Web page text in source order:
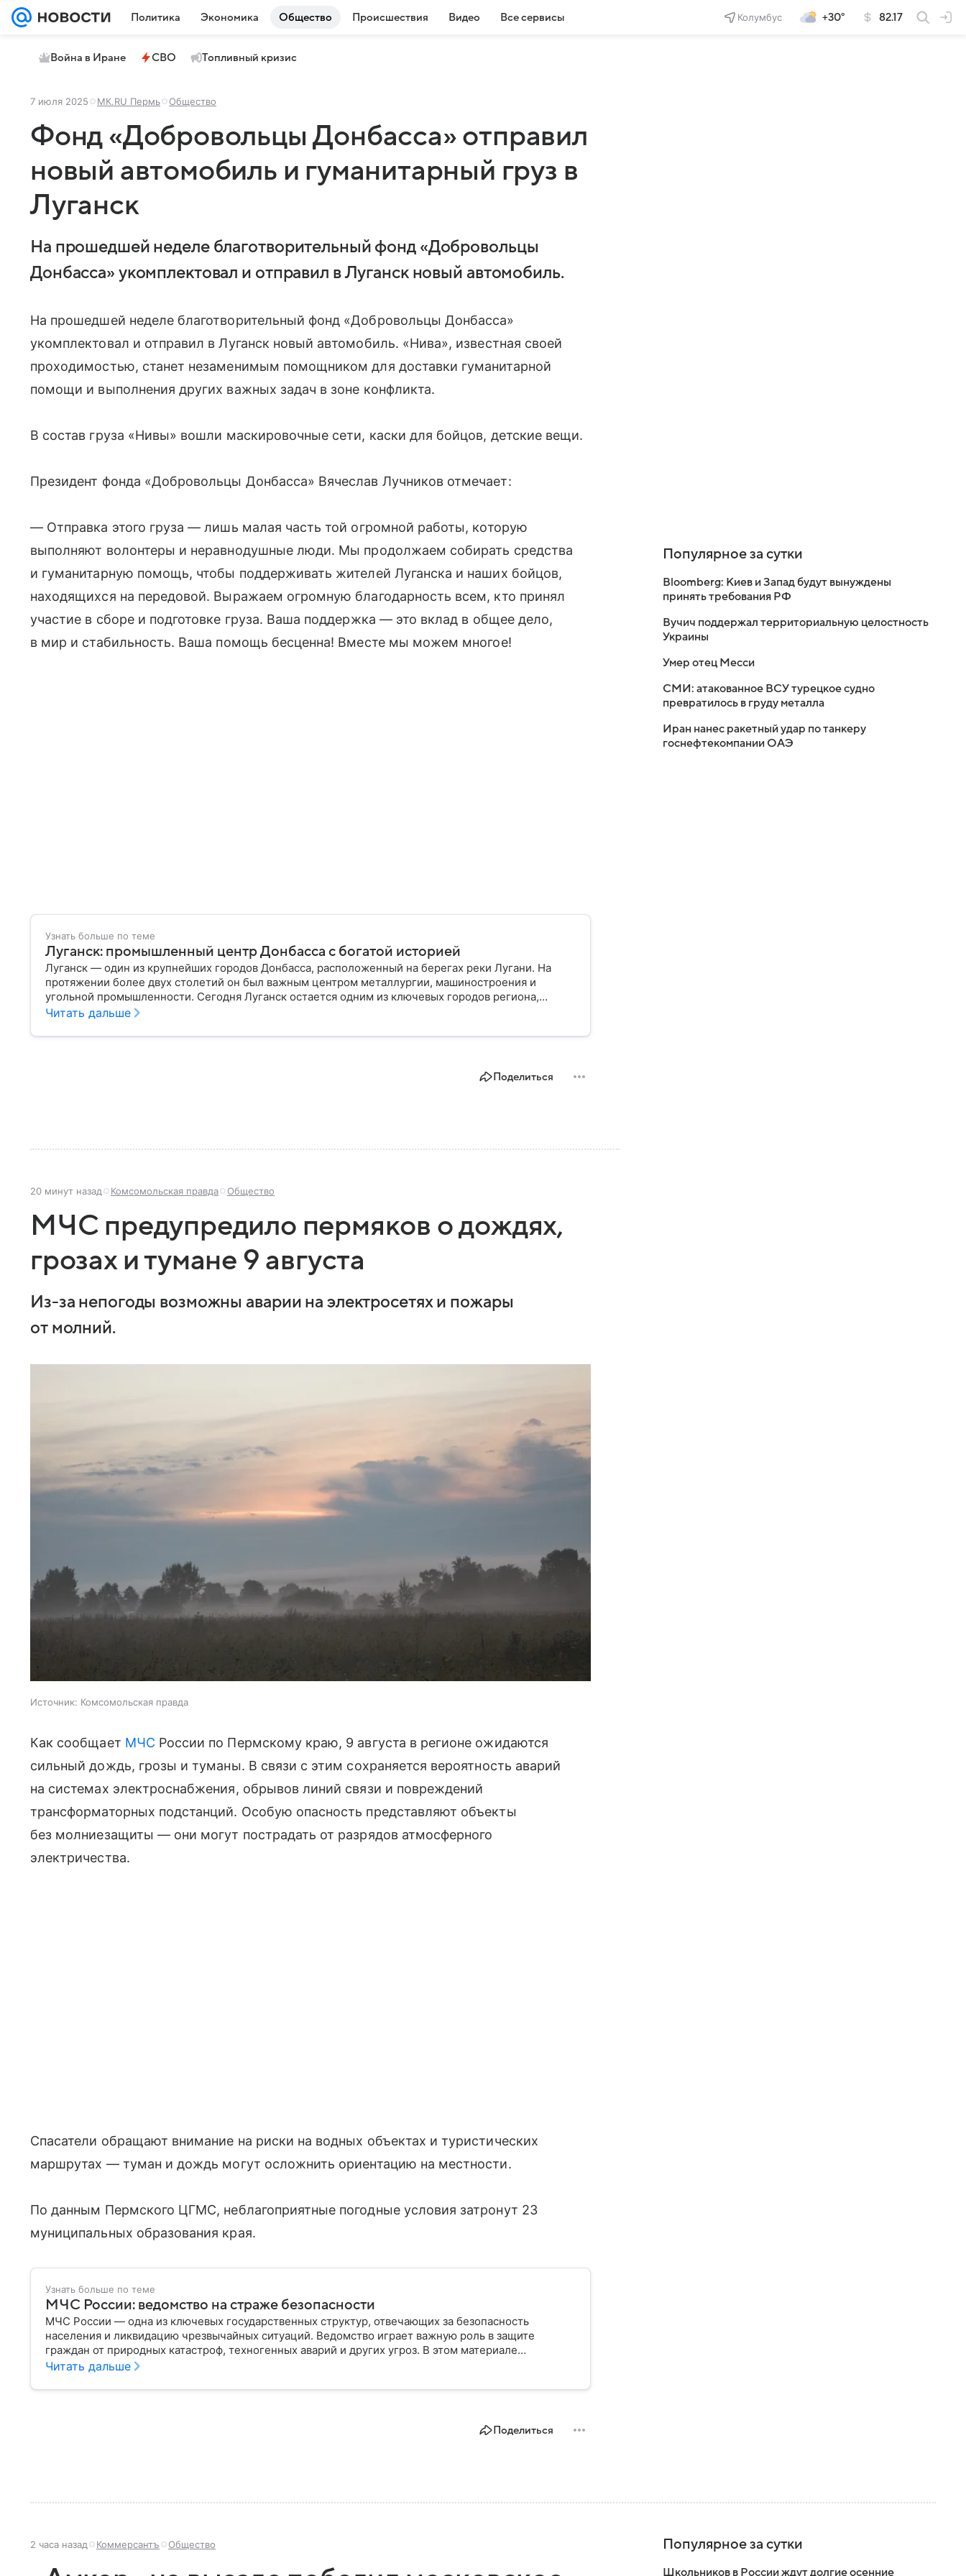
Политика Экономика Общество Происшествия Видео Все сервисы Колумбус +30° 82.17
Война в Иране СВО Топливный кризис
7 июля 2025 МК.RU Пермь Общество
Фонд «Добровольцы Донбасса» отправил
новый автомобиль и гуманитарный груз в
Луганск
На прошедшей неделе благотворительный фонд «Добровольцы
Донбасса» укомплектовал и отправил в Луганск новый автомобиль.
На прошедшей неделе благотворительный фонд «Добровольцы Донбасса»
укомплектовал и отправил в Луганск новый автомобиль. «Нива», известная своей
проходимостью, станет незаменимым помощником для доставки гуманитарной
помощи и выполнения других важных задач в зоне конфликта.
В состав груза «Нивы» вошли маскировочные сети, каски для бойцов, детские вещи.
Президент фонда «Добровольцы Донбасса» Вячеслав Лучников отмечает:
— Отправка этого груза — лишь малая часть той огромной работы, которую
выполняют волонтеры и неравнодушные люди. Мы продолжаем собирать средства
и гуманитарную помощь, чтобы поддерживать жителей Луганска и наших бойцов,
находящихся на передовой. Выражаем огромную благодарность всем, кто принял
участие в сборе и подготовке груза. Ваша поддержка — это вклад в общее дело,
в мир и стабильность. Ваша помощь бесценна! Вместе мы можем многое!
Узнать больше по теме
Луганск: промышленный центр Донбасса с богатой историей
Луганск — один из крупнейших городов Донбасса, расположенный на берегах реки Лугани. На
протяжении более двух столетий он был важным центром металлургии, машиностроения и
угольной промышленности. Сегодня Луганск остается одним из ключевых городов региона,
история которого тесно связана с развитием промышленности и событиями последних
Читать дальше
Поделиться
20 минут назад Комсомольская правда Общество
МЧС предупредило пермяков о дождях,
грозах и тумане 9 августа
Из-за непогоды возможны аварии на электросетях и пожары
от молний.
Источник: Комсомольская правда
Как сообщает МЧС России по Пермскому краю, 9 августа в регионе ожидаются
сильный дождь, грозы и туманы. В связи с этим сохраняется вероятность аварий
на системах электроснабжения, обрывов линий связи и повреждений
трансформаторных подстанций. Особую опасность представляют объекты
без молниезащиты — они могут пострадать от разрядов атмосферного
электричества.
Спасатели обращают внимание на риски на водных объектах и туристических
маршрутах — туман и дождь могут осложнить ориентацию на местности.
По данным Пермского ЦГМС, неблагоприятные погодные условия затронут 23
муниципальных образования края.
Узнать больше по теме
МЧС России: ведомство на страже безопасности
МЧС России — одна из ключевых государственных структур, отвечающих за безопасность
населения и ликвидацию чрезвычайных ситуаций. Ведомство играет важную роль в защите
граждан от природных катастроф, техногенных аварий и других угроз. В этом материале
разбираем, что представляет собой МЧС, как оно устроено, какие задачи выполняет и какую роль
Читать дальше
Поделиться
Популярное за сутки
Bloomberg: Киев и Запад будут вынуждены
принять требования РФ
Вучич поддержал территориальную целостность
Украины
Умер отец Месси
СМИ: атакованное ВСУ турецкое судно
превратилось в груду металла
Иран нанес ракетный удар по танкеру
госнефтекомпании ОАЭ
2 часа назад Коммерсантъ Общество Популярное за сутки
Школьников в России ждут долгие осенние